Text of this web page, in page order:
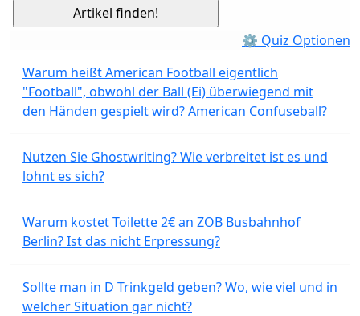
⚙ Quiz Optionen
Warum heißt American Football eigentlich
"Football", obwohl der Ball (Ei) überwiegend mit
den Händen gespielt wird? American Confuseball?
Nutzen Sie Ghostwriting? Wie verbreitet ist es und
lohnt es sich?
Warum kostet Toilette 2€ an ZOB Busbahnhof
Berlin? Ist das nicht Erpressung?
Sollte man in D Trinkgeld geben? Wo, wie viel und in
welcher Situation gar nicht?